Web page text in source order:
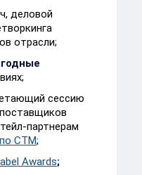
деловой
отрасли;
сессию
партнерам
СТМ;
Awards;